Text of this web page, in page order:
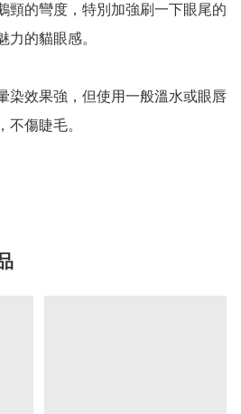
頸的彎度，特別加強刷一下眼尾的
力的貓眼感。
染效果強，但使用一般溫水或眼唇
不傷睫毛。